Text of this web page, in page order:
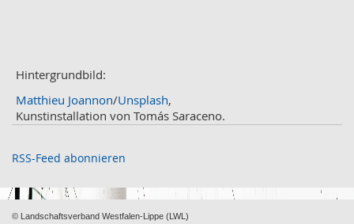
November 2
Oktober
September 2
August
Mai 2
Hintergrundbild:
Matthieu Joannon/Unsplash,
Kunstinstallation von Tomás Saraceno.
RSS-Feed abonnieren
© Landschaftsverband Westfalen-Lippe (LWL)